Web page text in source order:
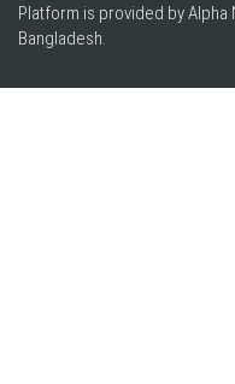
Platform is provided by Alpha
Bangladesh.